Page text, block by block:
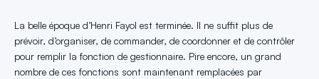
La belle époque d’Henri Fayol est terminée. Il ne suffit plus de
prévoir, d’organiser, de commander, de coordonner et de contrôler
pour remplir la fonction de gestionnaire. Pire encore, un grand
nombre de ces fonctions sont maintenant remplacées par